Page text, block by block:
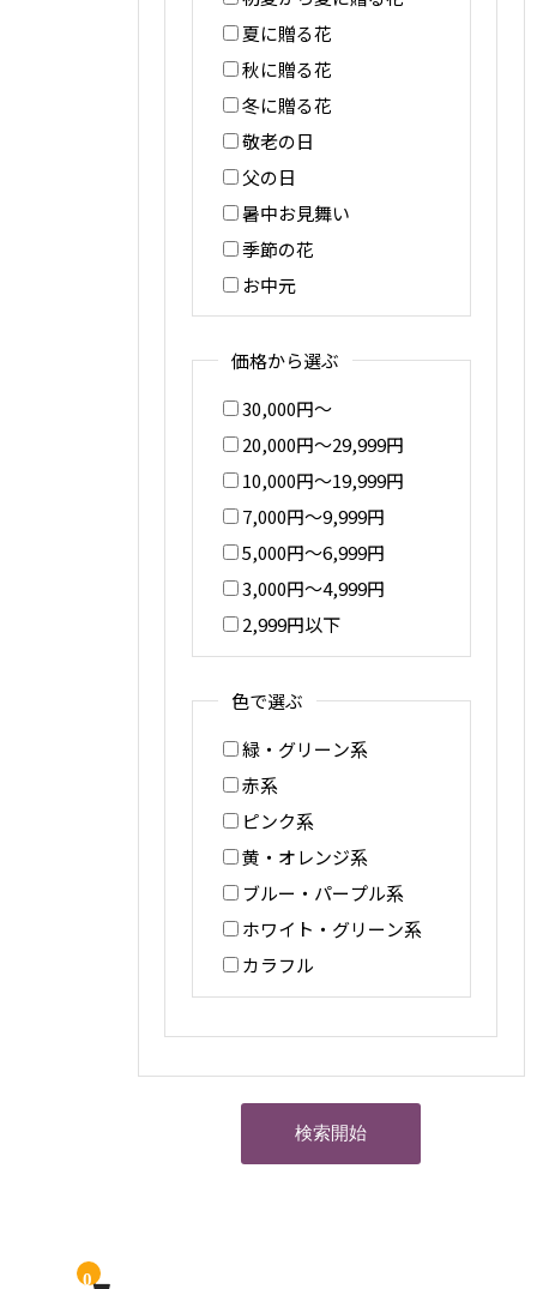
夏に贈る花
秋に贈る花
冬に贈る花
敬老の日
父の日
暑中お見舞い
季節の花
お中元
価格から選ぶ
30,000円〜
20,000円〜29,999円
10,000円〜19,999円
7,000円〜9,999円
5,000円〜6,999円
3,000円〜4,999円
2,999円以下
色で選ぶ
緑・グリーン系
赤系
ピンク系
黄・オレンジ系
ブルー・パープル系
ホワイト・グリーン系
カラフル
0